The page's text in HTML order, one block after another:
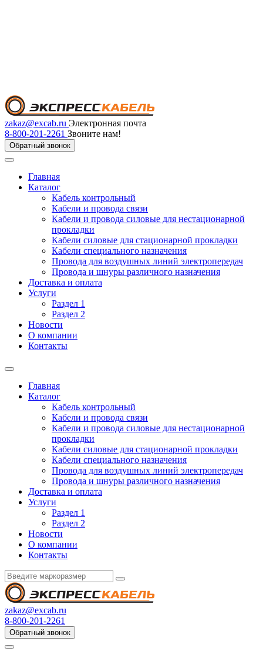
zakaz@excab.ru Электронная почта
8-800-201-2261 Звоните нам!
Обратный звонок
Главная
Каталог
Кабель контрольный
Кабели и провода связи
Кабели и провода силовые для нестационарной
прокладки
Кабели силовые для стационарной прокладки
Кабели специального назначения
Провода для воздушных линий электропередач
Провода и шнуры различного назначения
Доставка и оплата
Услуги
Раздел 1
Раздел 2
Новости
О компании
Контакты
Главная
Каталог
Кабель контрольный
Кабели и провода связи
Кабели и провода силовые для нестационарной
прокладки
Кабели силовые для стационарной прокладки
Кабели специального назначения
Провода для воздушных линий электропередач
Провода и шнуры различного назначения
Доставка и оплата
Услуги
Раздел 1
Раздел 2
Новости
О компании
Контакты
zakaz@excab.ru
8-800-201-2261
Обратный звонок